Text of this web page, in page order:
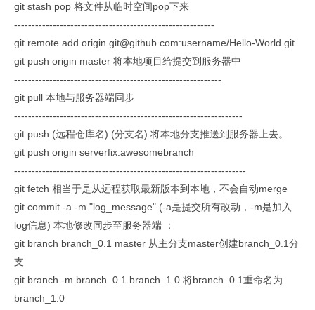
git stash pop 将文件从临时空间pop下来
---------------------------------------------------------
git remote add origin git@github.com:username/Hello-World.git
git push origin master 将本地项目给提交到服务器中
-----------------------------------------------------------
git pull 本地与服务器端同步
-----------------------------------------------------------------
git push (远程仓库名) (分支名) 将本地分支推送到服务器上去。
git push origin serverfix:awesomebranch
------------------------------------------------------------------
git fetch 相当于是从远程获取最新版本到本地，不会自动merge
git commit -a -m "log_message" (-a是提交所有改动，-m是加入
log信息) 本地修改同步至服务器端 ：
git branch branch_0.1 master 从主分支master创建branch_0.1分
支
git branch -m branch_0.1 branch_1.0 将branch_0.1重命名为
branch_1.0